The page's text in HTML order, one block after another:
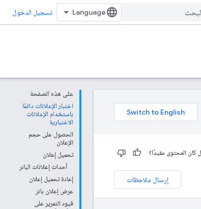
تسجيل الدخول
على هذه الصفحة
اختبار الإعلانات دائمًا
باستخدام الإعلانات
الاختبارية
الحصول على حجم
الإعلان
تحميل إعلان
أحداث إعلانات البانر
إعادة تحميل إعلان
عرض إعلان بانر
قيود التمرير على
كان المحتوى مفيدًا؟
إرسال ملاحظات